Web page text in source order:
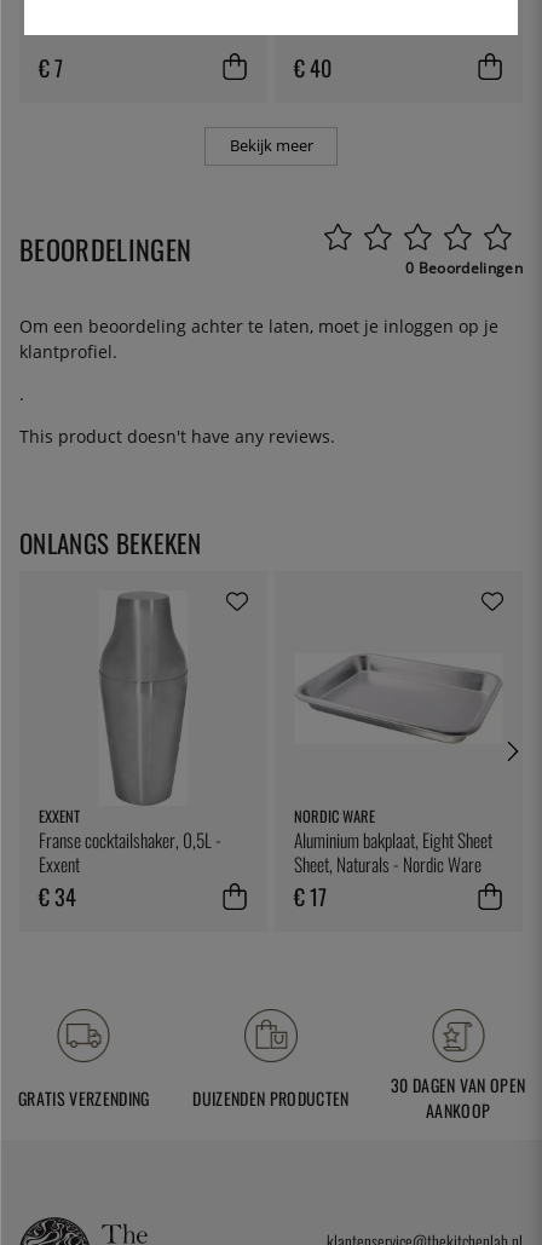
€ 7 € 40
Bekijk meer
BEOORDELINGEN 0 Beoordelingen
Om een beoordeling achter te laten, moet je inloggen op je
klantprofiel.
.
This product doesn't have any reviews.
ONLANGS BEKEKEN
EXXENT
Franse cocktailshaker, 0,5L -
Exxent
€ 34
NORDIC WARE
Aluminium bakplaat, Eight Sheet
Sheet, Naturals - Nordic Ware
€ 17
GRATIS VERZENDING DUIZENDEN PRODUCTEN
30 DAGEN VAN OPEN
AANKOOP